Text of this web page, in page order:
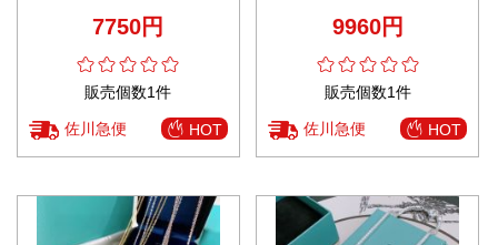
7750円
販売個数1件
佐川急便 HOT
職人技術再現9960円
販売個数1件
佐川急便 HOT